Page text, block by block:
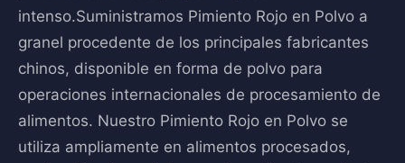
intenso.Suministramos Pimiento Rojo en Polvo a
granel procedente de los principales fabricantes
chinos, disponible en forma de polvo para
operaciones internacionales de procesamiento de
alimentos. Nuestro Pimiento Rojo en Polvo se
utiliza ampliamente en alimentos procesados,